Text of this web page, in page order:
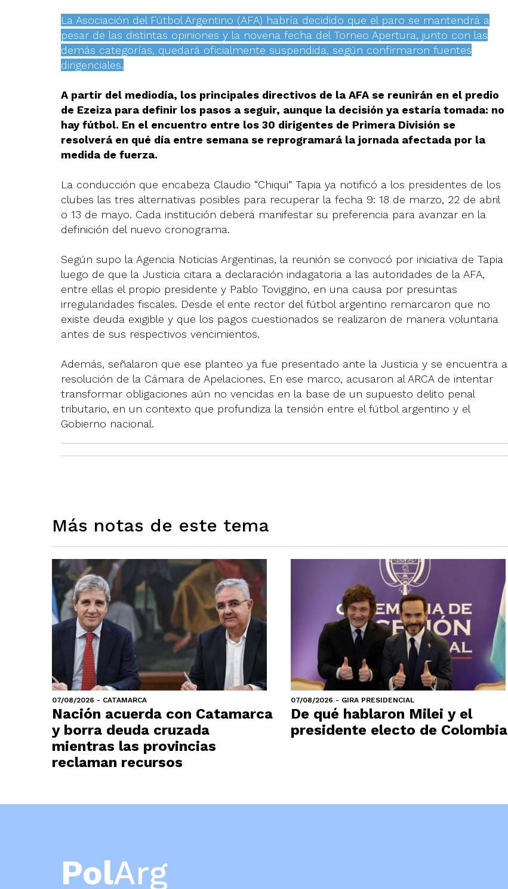
La Asociación del Fútbol Argentino (AFA) habría decidido que el paro se mantendrá a
pesar de las distintas opiniones y la novena fecha del Torneo Apertura, junto con las
demás categorías, quedará oficialmente suspendida, según confirmaron fuentes
dirigenciales.
A partir del mediodía, los principales directivos de la AFA se reunirán en el predio
de Ezeiza para definir los pasos a seguir, aunque la decisión ya estaría tomada: no
hay fútbol. En el encuentro entre los 30 dirigentes de Primera División se
resolverá en qué día entre semana se reprogramará la jornada afectada por la
medida de fuerza.
La conducción que encabeza Claudio “Chiqui” Tapia ya notificó a los presidentes de los
clubes las tres alternativas posibles para recuperar la fecha 9: 18 de marzo, 22 de abril
o 13 de mayo. Cada institución deberá manifestar su preferencia para avanzar en la
definición del nuevo cronograma.
Según supo la Agencia Noticias Argentinas, la reunión se convocó por iniciativa de Tapia
luego de que la Justicia citara a declaración indagatoria a las autoridades de la AFA,
entre ellas el propio presidente y Pablo Toviggino, en una causa por presuntas
irregularidades fiscales. Desde el ente rector del fútbol argentino remarcaron que no
existe deuda exigible y que los pagos cuestionados se realizaron de manera voluntaria
antes de sus respectivos vencimientos.
Además, señalaron que ese planteo ya fue presentado ante la Justicia y se encuentra a
resolución de la Cámara de Apelaciones. En ese marco, acusaron al ARCA de intentar
transformar obligaciones aún no vencidas en la base de un supuesto delito penal
tributario, en un contexto que profundiza la tensión entre el fútbol argentino y el
Gobierno nacional.
Más notas de este tema
07/08/2026 - CATAMARCA
Nación acuerda con Catamarca
y borra deuda cruzada
mientras las provincias
reclaman recursos
07/08/2026 - GIRA PRESIDENCIAL
De qué hablaron Milei y el
presidente electo de Colombia
PolArg